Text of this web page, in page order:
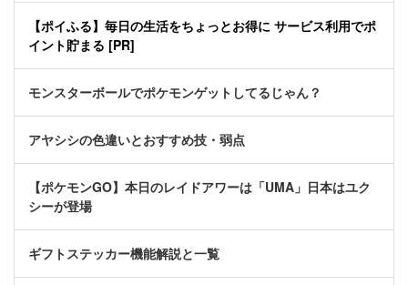
【ポイふる】毎日の生活をちょっとお得に サービス利用でポ
イント貯まる [PR]
モンスターボールでポケモンゲットしてるじゃん？
アヤシシの色違いとおすすめ技・弱点
【ポケモンGO】本日のレイドアワーは「UMA」日本はユク
シーが登場
ギフトステッカー機能解説と一覧